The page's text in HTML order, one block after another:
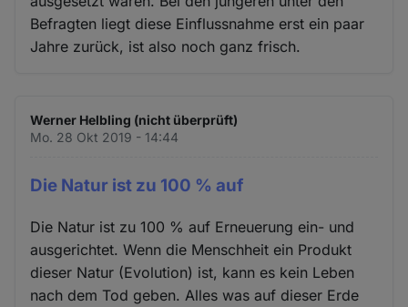
Befragten liegt diese Einflussnahme erst ein paar
Jahre zurück, ist also noch ganz frisch.
Werner Helbling (nicht überprüft)
Mo. 28 Okt 2019 - 14:44
Die Natur ist zu 100 % auf
Die Natur ist zu 100 % auf Erneuerung ein- und
ausgerichtet. Wenn die Menschheit ein Produkt
dieser Natur (Evolution) ist, kann es kein Leben
nach dem Tod geben. Alles was auf dieser Erde